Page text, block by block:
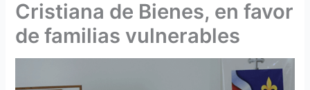
Cristiana de Bienes, en favor
de familias vulnerables